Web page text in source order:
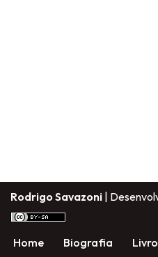
Rodrigo Savazoni |
Home Biografia